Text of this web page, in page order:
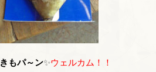
きもパ～ン✨ウェルカム！！